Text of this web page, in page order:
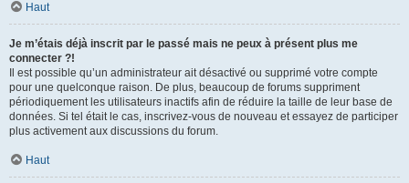
Haut
Je m’étais déjà inscrit par le passé mais ne peux à présent plus me
connecter ?!
Il est possible qu’un administrateur ait désactivé ou supprimé votre compte
pour une quelconque raison. De plus, beaucoup de forums suppriment
périodiquement les utilisateurs inactifs afin de réduire la taille de leur base de
données. Si tel était le cas, inscrivez-vous de nouveau et essayez de participer
plus activement aux discussions du forum.
Haut